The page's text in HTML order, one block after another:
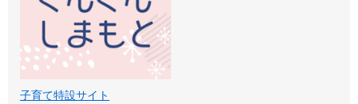
子育て特設サイト